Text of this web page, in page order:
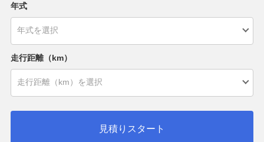
年式
走行距離（km）
見積りスタート